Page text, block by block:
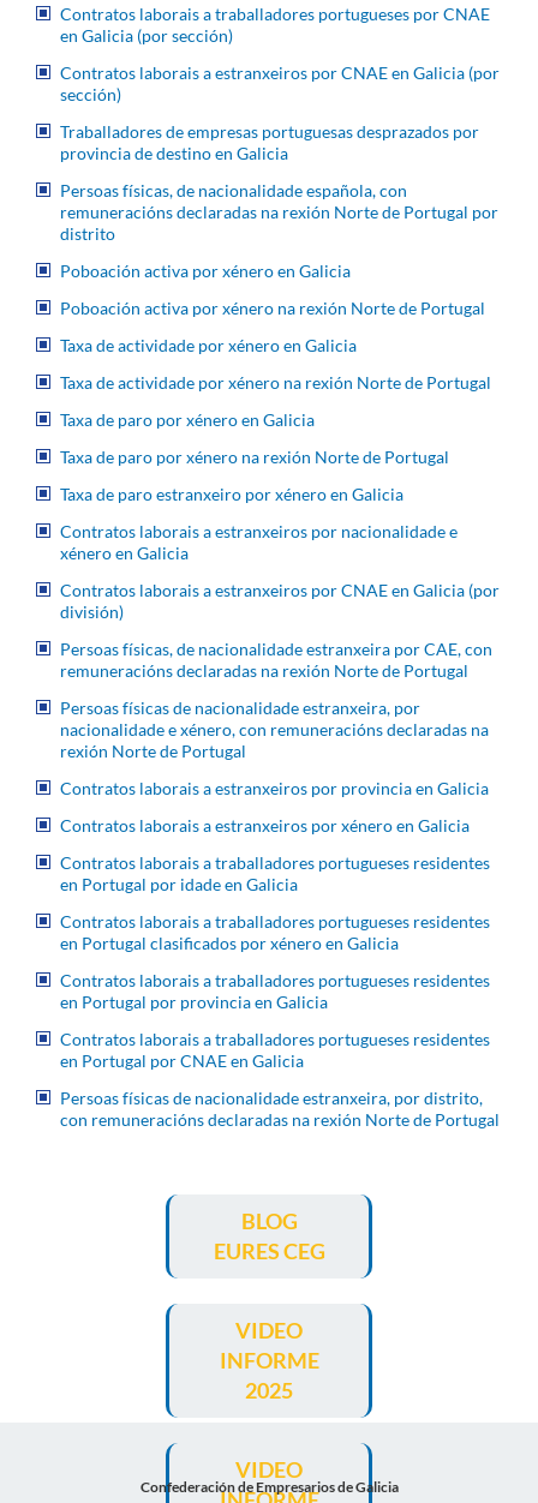
Contratos laborais a traballadores portugueses por CNAE
en Galicia (por sección)
Contratos laborais a estranxeiros por CNAE en Galicia (por
sección)
Traballadores de empresas portuguesas desprazados por
provincia de destino en Galicia
Persoas físicas, de nacionalidade española, con
remuneracións declaradas na rexión Norte de Portugal por
distrito
Poboación activa por xénero en Galicia
Poboación activa por xénero na rexión Norte de Portugal
Taxa de actividade por xénero en Galicia
Taxa de actividade por xénero na rexión Norte de Portugal
Taxa de paro por xénero en Galicia
Taxa de paro por xénero na rexión Norte de Portugal
Taxa de paro estranxeiro por xénero en Galicia
Contratos laborais a estranxeiros por nacionalidade e
xénero en Galicia
Contratos laborais a estranxeiros por CNAE en Galicia (por
división)
Persoas físicas, de nacionalidade estranxeira por CAE, con
remuneracións declaradas na rexión Norte de Portugal
Persoas físicas de nacionalidade estranxeira, por
nacionalidade e xénero, con remuneracións declaradas na
rexión Norte de Portugal
Contratos laborais a estranxeiros por provincia en Galicia
Contratos laborais a estranxeiros por xénero en Galicia
Contratos laborais a traballadores portugueses residentes
en Portugal por idade en Galicia
Contratos laborais a traballadores portugueses residentes
en Portugal clasificados por xénero en Galicia
Contratos laborais a traballadores portugueses residentes
en Portugal por provincia en Galicia
Contratos laborais a traballadores portugueses residentes
en Portugal por CNAE en Galicia
Persoas físicas de nacionalidade estranxeira, por distrito,
con remuneracións declaradas na rexión Norte de Portugal
BLOG
EURES CEG
VIDEO
INFORME
2025
VIDEO
Confederación de Empresarios de Galicia